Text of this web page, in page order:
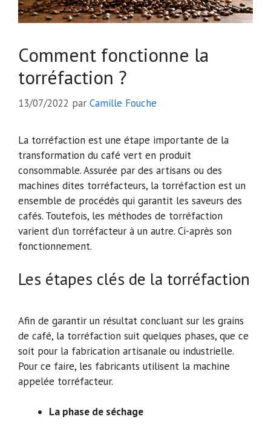
Comment fonctionne la
torréfaction ?
13/07/2022 par Camille Fouche
La torréfaction est une étape importante de la
transformation du café vert en produit
consommable. Assurée par des artisans ou des
machines dites torréfacteurs, la torréfaction est un
ensemble de procédés qui garantit les saveurs des
cafés. Toutefois, les méthodes de torréfaction
varient d’un torréfacteur à un autre. Ci-après son
fonctionnement.
Les étapes clés de la torréfaction
Afin de garantir un résultat concluant sur les grains
de café, la torréfaction suit quelques phases, que ce
soit pour la fabrication artisanale ou industrielle.
Pour ce faire, les fabricants utilisent la machine
appelée torréfacteur.
La phase de séchage